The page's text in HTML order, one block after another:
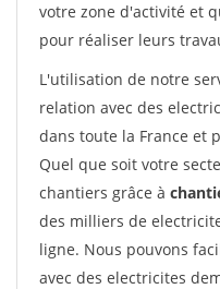
votre zone d'activité et
pour réaliser leurs
L'utilisation de notre
relation avec des
dans toute la France et
Quel que soit votre
chantiers grâce à
des milliers de
ligne. Nous pouvons
avec des electricites